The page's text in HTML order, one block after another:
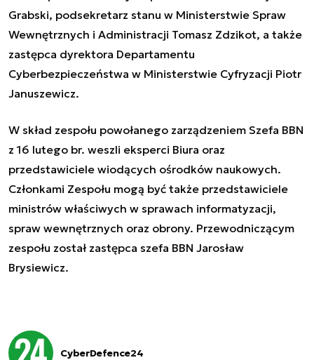
Grabski, podsekretarz stanu w Ministerstwie Spraw
Wewnętrznych i Administracji Tomasz Zdzikot, a także
zastępca dyrektora Departamentu
Cyberbezpieczeństwa w Ministerstwie Cyfryzacji Piotr
Januszewicz.
W skład zespołu powołanego zarządzeniem Szefa BBN
z 16 lutego br. weszli eksperci Biura oraz
przedstawiciele wiodących ośrodków naukowych.
Członkami Zespołu mogą być także przedstawiciele
ministrów właściwych w sprawach informatyzacji,
spraw wewnętrznych oraz obrony. Przewodniczącym
zespołu został zastępca szefa BBN Jarosław
Brysiewicz.
CyberDefence24